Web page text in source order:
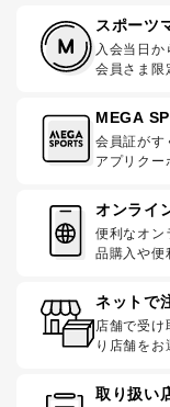
スポーツ
入会当日か
会員さま限
MEGA
会員証がす
アプリクー
オンライ
便利なオン
品購入や便
ネットで
店舗で受
り店舗をお
取り扱い